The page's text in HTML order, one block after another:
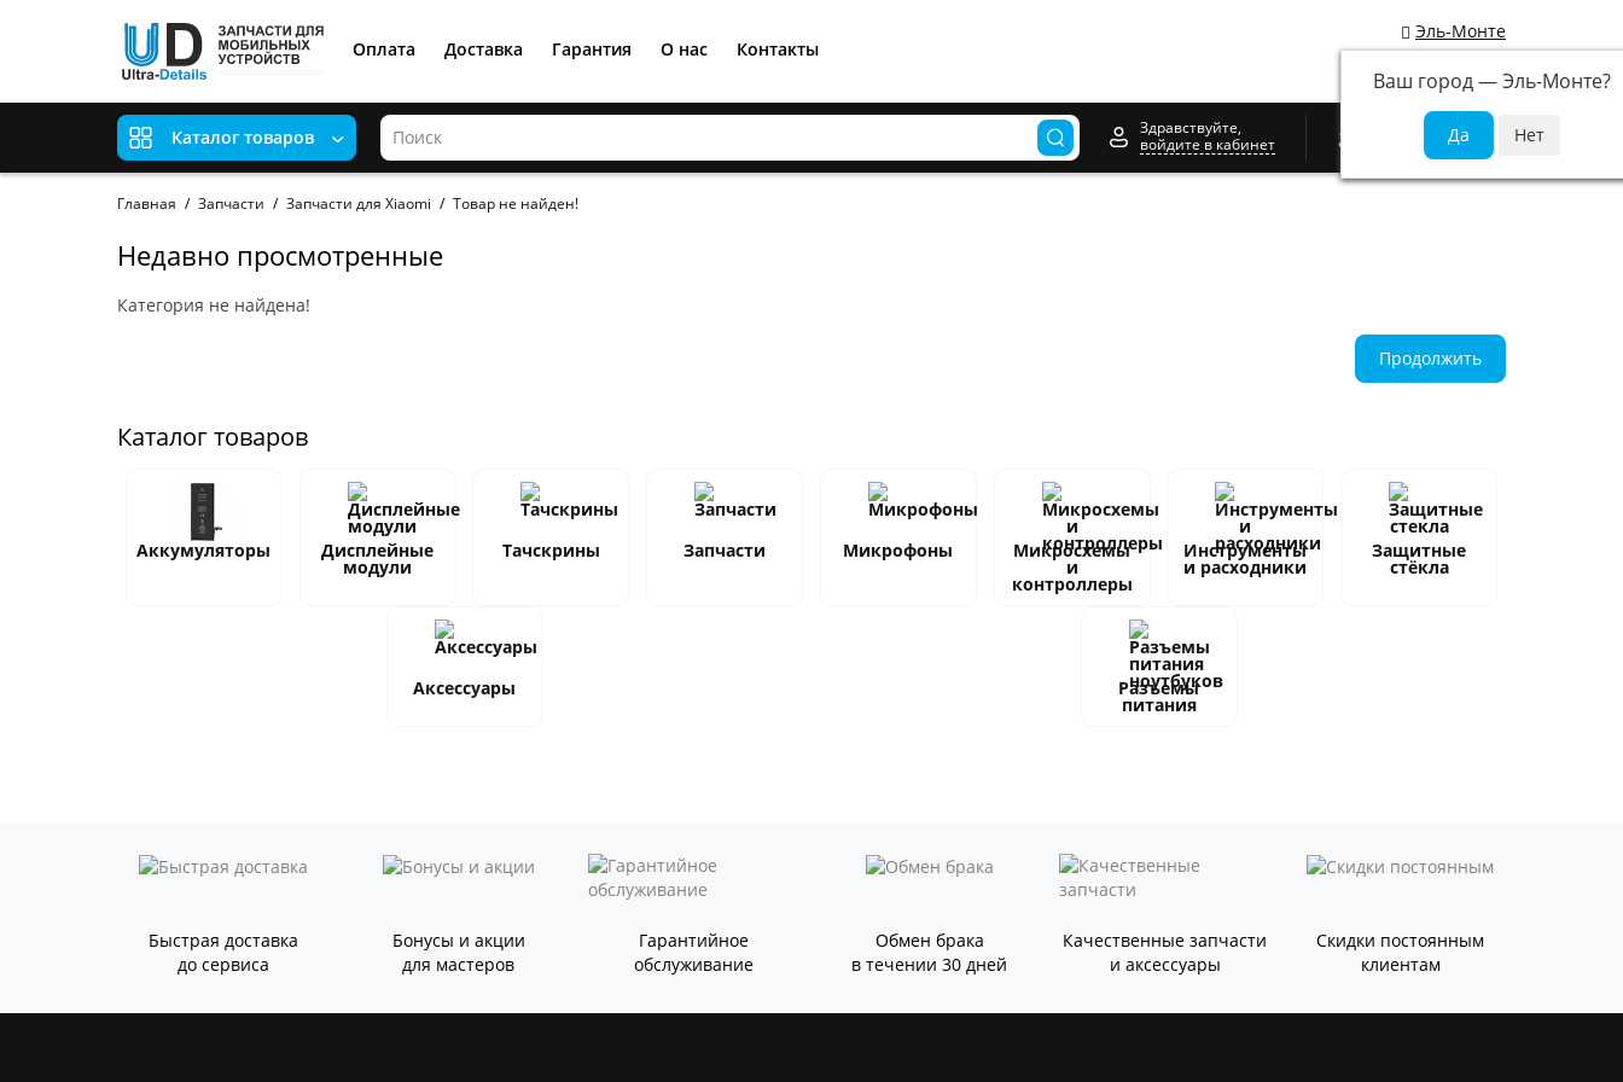
Эль-Монте
Ваш город —Эль-Монте?
Оплата Доставка Гарантия О нас Контакты
Каталог товаров
Здравствуйте,
войдите в кабинет
0
Главная Запчасти Запчасти для Xiaomi Товар не найден!
Недавно просмотренные
Категория не найдена!
Продолжить
Каталог товаров
Аккумуляторы Дисплейные
модули
Тачскрины Запчасти Микрофоны Микросхемы
и
контроллеры
Инструменты
и расходники
Защитные
стёкла
Аксессуары Разъемы
питания
Быстрая доставка
до сервиса
Бонусы и акции
для мастеров
Гарантийное
обслуживание
Обмен брака
в течении 30 дней
Качественные запчасти
и аксессуары
Скидки постоянным
клиентам